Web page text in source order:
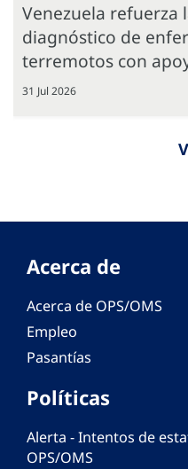
Venezuela refuerza
diagnóstico de
terremotos con
31 Jul 2026
Acerca de
Acerca de OPS/OMS
Empleo
Pasantías
Políticas
Alerta - Intentos de
OPS/OMS